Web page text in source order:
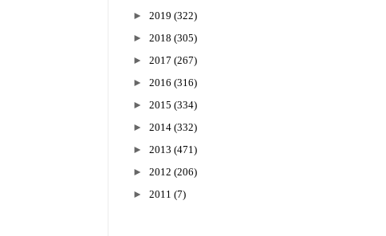
► 2019 (322)
► 2018 (305)
► 2017 (267)
► 2016 (316)
► 2015 (334)
► 2014 (332)
► 2013 (471)
► 2012 (206)
► 2011 (7)